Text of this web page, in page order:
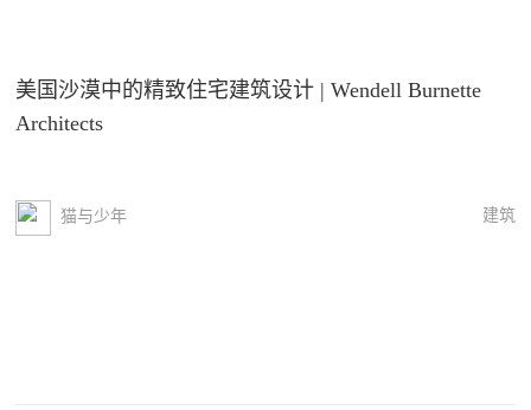
美国沙漠中的精致住宅建筑设计 | Wendell Burnette
Architects
猫与少年 建筑